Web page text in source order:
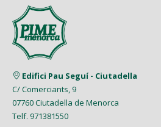
Enero (8)
Marzo (9)
Febrero (6)
Enero (7)
Abril (7)
Marzo (9)
Febrero (4)
Enero (9)
Mayo (5)
Abril (6)
Febrero (7)
Enero (1)
Mayo (5)
Abril (8)
Marzo (5)
Febrero (1)
Enero (2)
Agosto (5)
Julio (2)
Junio (8)
Mayo (7)
Abril (4)
Edifici Pau Seguí - Ciutadella
C/ Comerciants, 9
07760 Ciutadella de Menorca
Telf. 971381550